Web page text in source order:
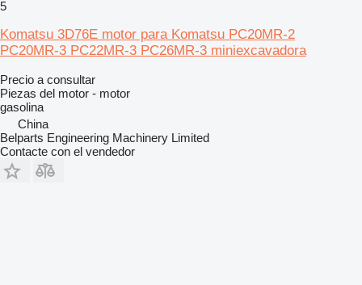
5
Komatsu 3D76E motor para Komatsu PC20MR‑2
PC20MR‑3 PC22MR‑3 PC26MR‑3 miniexcavadora
Precio a consultar
Piezas del motor - motor
gasolina
China
Belparts Engineering Machinery Limited
Contacte con el vendedor